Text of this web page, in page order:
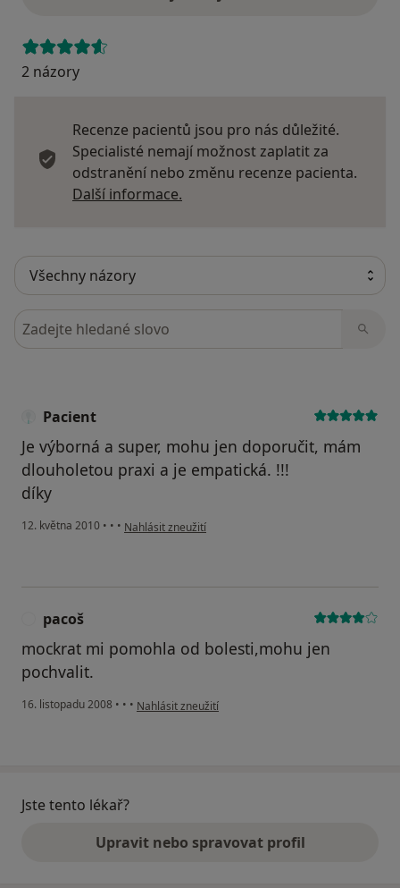
2 názory
Recenze pacientů jsou pro nás důležité.
Specialisté nemají možnost zaplatit za
odstranění nebo změnu recenze pacienta.
Další informace.
Hledejte v názorech
Pacient
Je výborná a super, mohu jen doporučit, mám
dlouholetou praxi a je empatická. !!!
díky
12. května 2010 • • • podle názoru uživatele Pacient
Nahlásit zneužití
pacoš
mockrat mi pomohla od bolesti,mohu jen
pochvalit.
16. listopadu 2008 • • • podle názoru uživatele pacoš
Nahlásit zneužití
Jste tento lékař?
Upravit nebo spravovat profil